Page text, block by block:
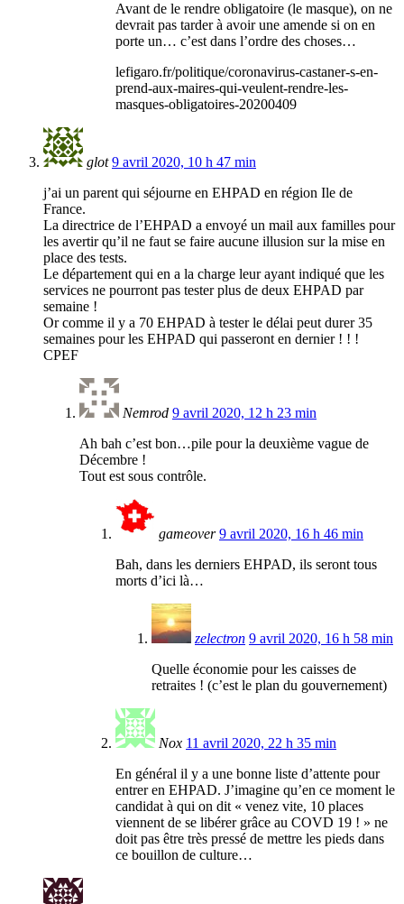
Avant de le rendre obligatoire (le masque), on ne
devrait pas tarder à avoir une amende si on en
porte un… c’est dans l’ordre des choses…
lefigaro.fr/politique/coronavirus-castaner-s-en-
prend-aux-maires-qui-veulent-rendre-les-
masques-obligatoires-20200409
glot 9 avril 2020, 10 h 47 min
j’ai un parent qui séjourne en EHPAD en région Ile de
France.
La directrice de l’EHPAD a envoyé un mail aux familles pour
les avertir qu’il ne faut se faire aucune illusion sur la mise en
place des tests.
Le département qui en a la charge leur ayant indiqué que les
services ne pourront pas tester plus de deux EHPAD par
semaine !
Or comme il y a 70 EHPAD à tester le délai peut durer 35
semaines pour les EHPAD qui passeront en dernier ! ! !
CPEF
Nemrod 9 avril 2020, 12 h 23 min
Ah bah c’est bon…pile pour la deuxième vague de
Décembre !
Tout est sous contrôle.
gameover 9 avril 2020, 16 h 46 min
Bah, dans les derniers EHPAD, ils seront tous
morts d’ici là…
zelectron 9 avril 2020, 16 h 58 min
Quelle économie pour les caisses de
retraites ! (c’est le plan du gouvernement)
Nox 11 avril 2020, 22 h 35 min
En général il y a une bonne liste d’attente pour
entrer en EHPAD. J’imagine qu’en ce moment le
candidat à qui on dit « venez vite, 10 places
viennent de se libérer grâce au COVD 19 ! » ne
doit pas être très pressé de mettre les pieds dans
ce bouillon de culture…